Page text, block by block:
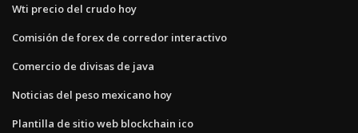
Wti precio del crudo hoy
Comisión de forex de corredor interactivo
Comercio de divisas de java
Noticias del peso mexicano hoy
Plantilla de sitio web blockchain ico